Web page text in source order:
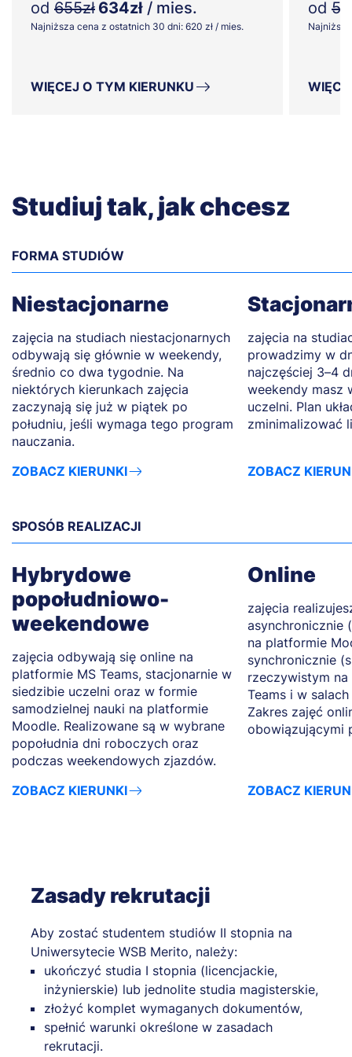
od 655zł 634zł / mies.
Najniższa cena z ostatnich 30 dni: 620 zł / mies.
WIĘCEJ O TYM KIERUNKU
od
Studiuj tak, jak chcesz
FORMA STUDIÓW
Niestacjonarne
zajęcia na studiach niestacjonarnych
odbywają się głównie w weekendy,
średnio co dwa tygodnie. Na
niektórych kierunkach zajęcia
zaczynają się już w piątek po
południu, jeśli wymaga tego program
nauczania.
ZOBACZ KIERUNKI
zajęcia na
prowadzimy w
najczęściej 3–4
weekendy masz
uczelni. Plan
zminimalizować
ZOBACZ
SPOSÓB REALIZACJI
Hybrydowe
popołudniowo-
weekendowe
zajęcia odbywają się online na
platformie MS Teams, stacjonarnie w
siedzibie uczelni oraz w formie
samodzielnej nauki na platformie
Moodle. Realizowane są w wybrane
popołudnia dni roboczych oraz
podczas weekendowych zjazdów.
ZOBACZ KIERUNKI
Online
zajęcia
asynchronicznie
na platformie
synchronicznie
rzeczywistym
Teams i w
Zakres zajęć
obowiązującymi
ZOBACZ
Zasady rekrutacji
Aby zostać studentem studiów II stopnia na
Uniwersytecie WSB Merito, należy:
ukończyć studia I stopnia (licencjackie,
inżynierskie) lub jednolite studia magisterskie,
złożyć komplet wymaganych dokumentów,
spełnić warunki określone w zasadach
rekrutacji.